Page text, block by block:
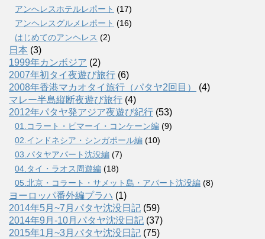
アンへレスホテルレポート (17)
アンヘレスグルメレポート (16)
はじめてのアンヘレス (2)
日本 (3)
1999年カンボジア (2)
2007年初タイ夜遊び旅行 (6)
2008年香港マカオタイ旅行（パタヤ2回目）
(4)
マレー半島縦断夜遊び旅行 (4)
2012年パタヤ発アジア夜遊び紀行 (53)
01.コラート・ピマーイ・コンケーン編 (9)
02.インドネシア・シンガポール編 (10)
03.パタヤアパート沈没編 (7)
04.タイ・ラオス周遊編 (18)
05.北京・コラート・サメット島・アパート沈没編 (8)
ヨーロッパ番外編プラハ (1)
2014年5月~7月パタヤ沈没日記 (59)
2014年9月-10月パタヤ沈没日記 (37)
2015年1月~3月パタヤ沈没日記 (75)